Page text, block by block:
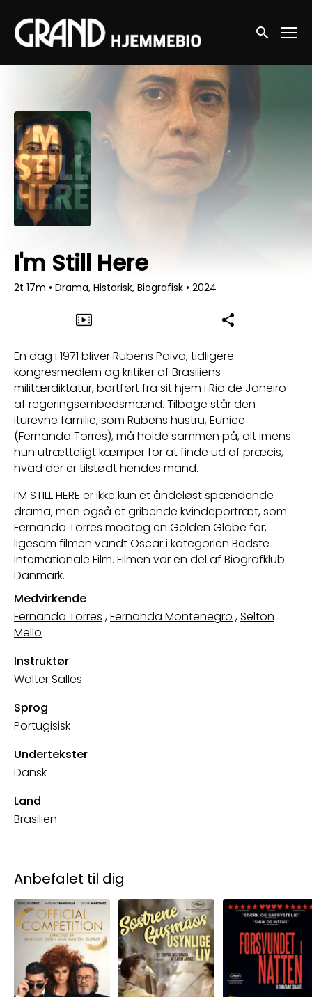
Accessibility Links
Søg nu
I'm Still Here
2t 17m • Drama, Historisk, Biografisk • 2024
En dag i 1971 bliver Rubens Paiva, tidligere
kongresmedlem og kritiker af Brasiliens
militærdiktatur, bortført fra sit hjem i Rio de Janeiro
af regeringsembedsmænd. Tilbage står den
iturevne familie, som Rubens hustru, Eunice
(Fernanda Torres), må holde sammen på, alt imens
hun utrætteligt kæmper for at finde ud af præcis,
hvad der er tilstødt hendes mand.
I’M STILL HERE er ikke kun et åndeløst spændende
drama, men også et gribende kvindeportræt, som
Fernanda Torres modtog en Golden Globe for,
ligesom filmen vandt Oscar i kategorien Bedste
Internationale Film. Filmen var en del af Biografklub
Danmark.
Medvirkende
Fernanda Torres ,Fernanda Montenegro ,Selton
Mello
Instruktør
Walter Salles
Sprog
Portugisisk
Undertekster
Dansk
Land
Brasilien
Anbefalet til dig